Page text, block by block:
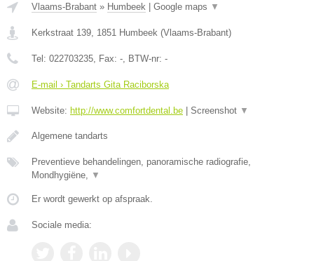
Vlaams-Brabant » Humbeek Google maps ▼
Kerkstraat 139 1851 Humbeek (Vlaams-Brabant)
Tel: 022703235 , Fax: - , BTW-nr: -
E-mail › Tandarts Gita Raciborska
Website: http://www.comfortdental.be Screenshot ▼
Algemene tandarts
Preventieve behandelingen, panoramische radiografie,
Mondhygiëne,
▼
Er wordt gewerkt op afspraak.
Sociale media: